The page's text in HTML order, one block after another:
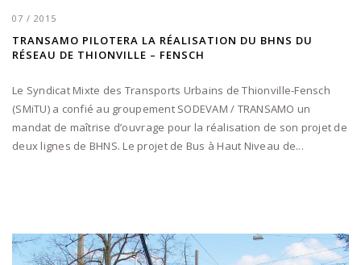
07 / 2015
TRANSAMO PILOTERA LA RÉALISATION DU BHNS DU
RÉSEAU DE THIONVILLE – FENSCH
Le Syndicat Mixte des Transports Urbains de Thionville-Fensch
(SMiTU) a confié au groupement SODEVAM / TRANSAMO un
mandat de maîtrise d’ouvrage pour la réalisation de son projet de
deux lignes de BHNS. Le projet de Bus à Haut Niveau de...